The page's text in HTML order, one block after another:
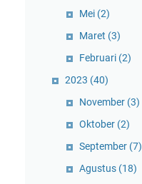
Mei (2)
Maret (3)
Februari (2)
2023 (40)
November (3)
Oktober (2)
September (7)
Agustus (18)